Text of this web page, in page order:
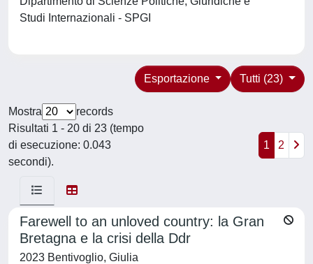
Studi Internazionali - SPGI
Tutti (23)
Esportazione
Mostra
records
Risultati 1 - 20 di 23 (tempo
di esecuzione: 0.043
secondi).
1 2
Farewell to an unloved country: la Gran
Bretagna e la crisi della Ddr
2023 Bentivoglio, Giulia